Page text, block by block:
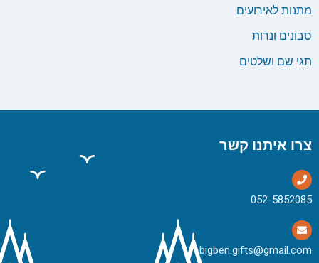
מתנות לאירועים
סבונים ונרות
תגי שם ושלטים
צרו איתנו קשר
bigben.gifts@gmail.com